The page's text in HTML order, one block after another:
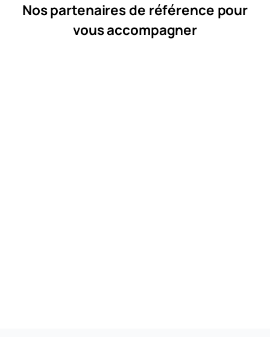
Nos partenaires de référence pour
vous accompagner